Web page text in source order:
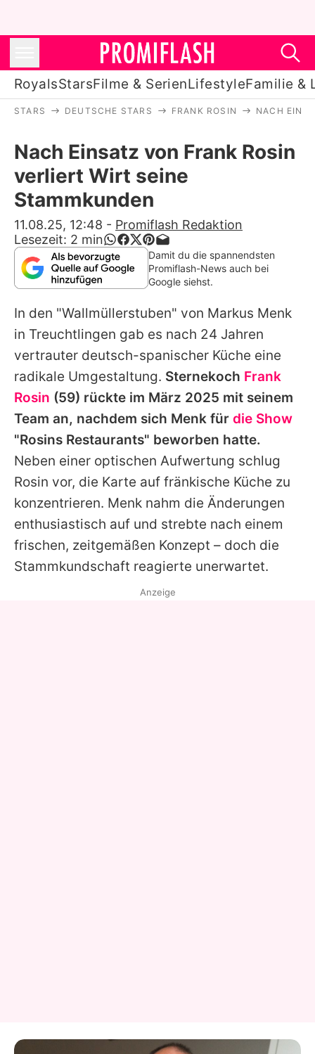
RoyalsStarsFilme & SerienLifestyleFamilie &
Stars
Filme & Serien
Lifestyle
Familie & Liebe
Promiflash Exklusiv
Alle Themen auf Promiflash
Jobs
App runterladen
Team
Redaktionelle Richtlinien
Impressum
Datenschutzerklärung
Utiq verwalten
STARS DEUTSCHE STARS FRANK ROSIN NACH
Nach Einsatz von Frank Rosin
verliert Wirt seine
Stammkunden
11.08.25, 12:48 - Promiflash Redaktion
Lesezeit: 2 min
Damit du die spannendsten
Promiflash-News auch bei
Google siehst.
In den "Wallmüllerstuben" von Markus Menk
in Treuchtlingen gab es nach 24 Jahren
vertrauter deutsch-spanischer Küche eine
radikale Umgestaltung. Sternekoch Frank
Rosin (59) rückte im März 2025 mit seinem
Team an, nachdem sich Menk für die Show
"Rosins Restaurants" beworben hatte.
Neben einer optischen Aufwertung schlug
Rosin vor, die Karte auf fränkische Küche zu
konzentrieren. Menk nahm die Änderungen
enthusiastisch auf und strebte nach einem
frischen, zeitgemäßen Konzept – doch die
Stammkundschaft reagierte unerwartet.
Anzeige